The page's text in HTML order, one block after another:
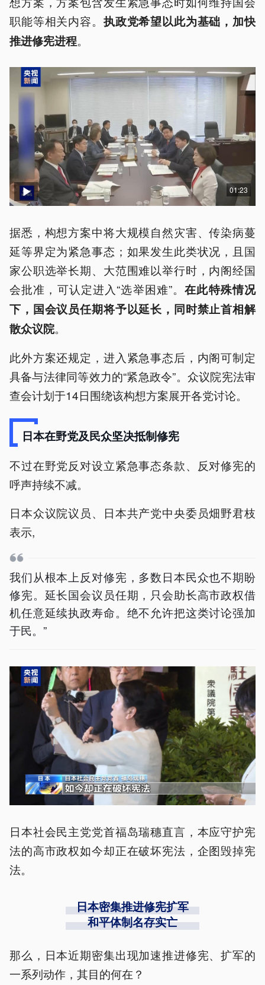
职能等相关内容。 执政党希望以此为基础，加快
推进修宪进程。
01:23
据悉，构想方案中将大规模自然灾害、传染病蔓
延等界定为紧急事态；如果发生此类状况，且国
家公职选举长期、大范围难以举行时，内阁经国
会批准，可认定进入“选举困难”。在此特殊情况
下，国会议员任期将予以延长，同时禁止首相解
散众议院。
此外方案还规定，进入紧急事态后，内阁可制定
具备与法律同等效力的“紧急政令”。众议院宪法审
查会计划于14日围绕该构想方案展开各党讨论。
日本在野党及民众坚决抵制修宪
不过在野党反对设立紧急事态条款、反对修宪的
呼声持续不减。
日本众议院议员、日本共产党中央委员畑野君枝
表示,
我们从根本上反对修宪，多数日本民众也不期盼
修宪。延长国会议员任期，只会助长高市政权借
机任意延续执政寿命。绝不允许把这类讨论强加
于民。”
日本社会民主党党首福岛瑞穗直言，本应守护宪
法的高市政权如今却正在破坏宪法，企图毁掉宪
法。
日本密集推进修宪扩军
和平体制名存实亡
那么，日本近期密集出现加速推进修宪、扩军的
一系列动作，其目的何在？